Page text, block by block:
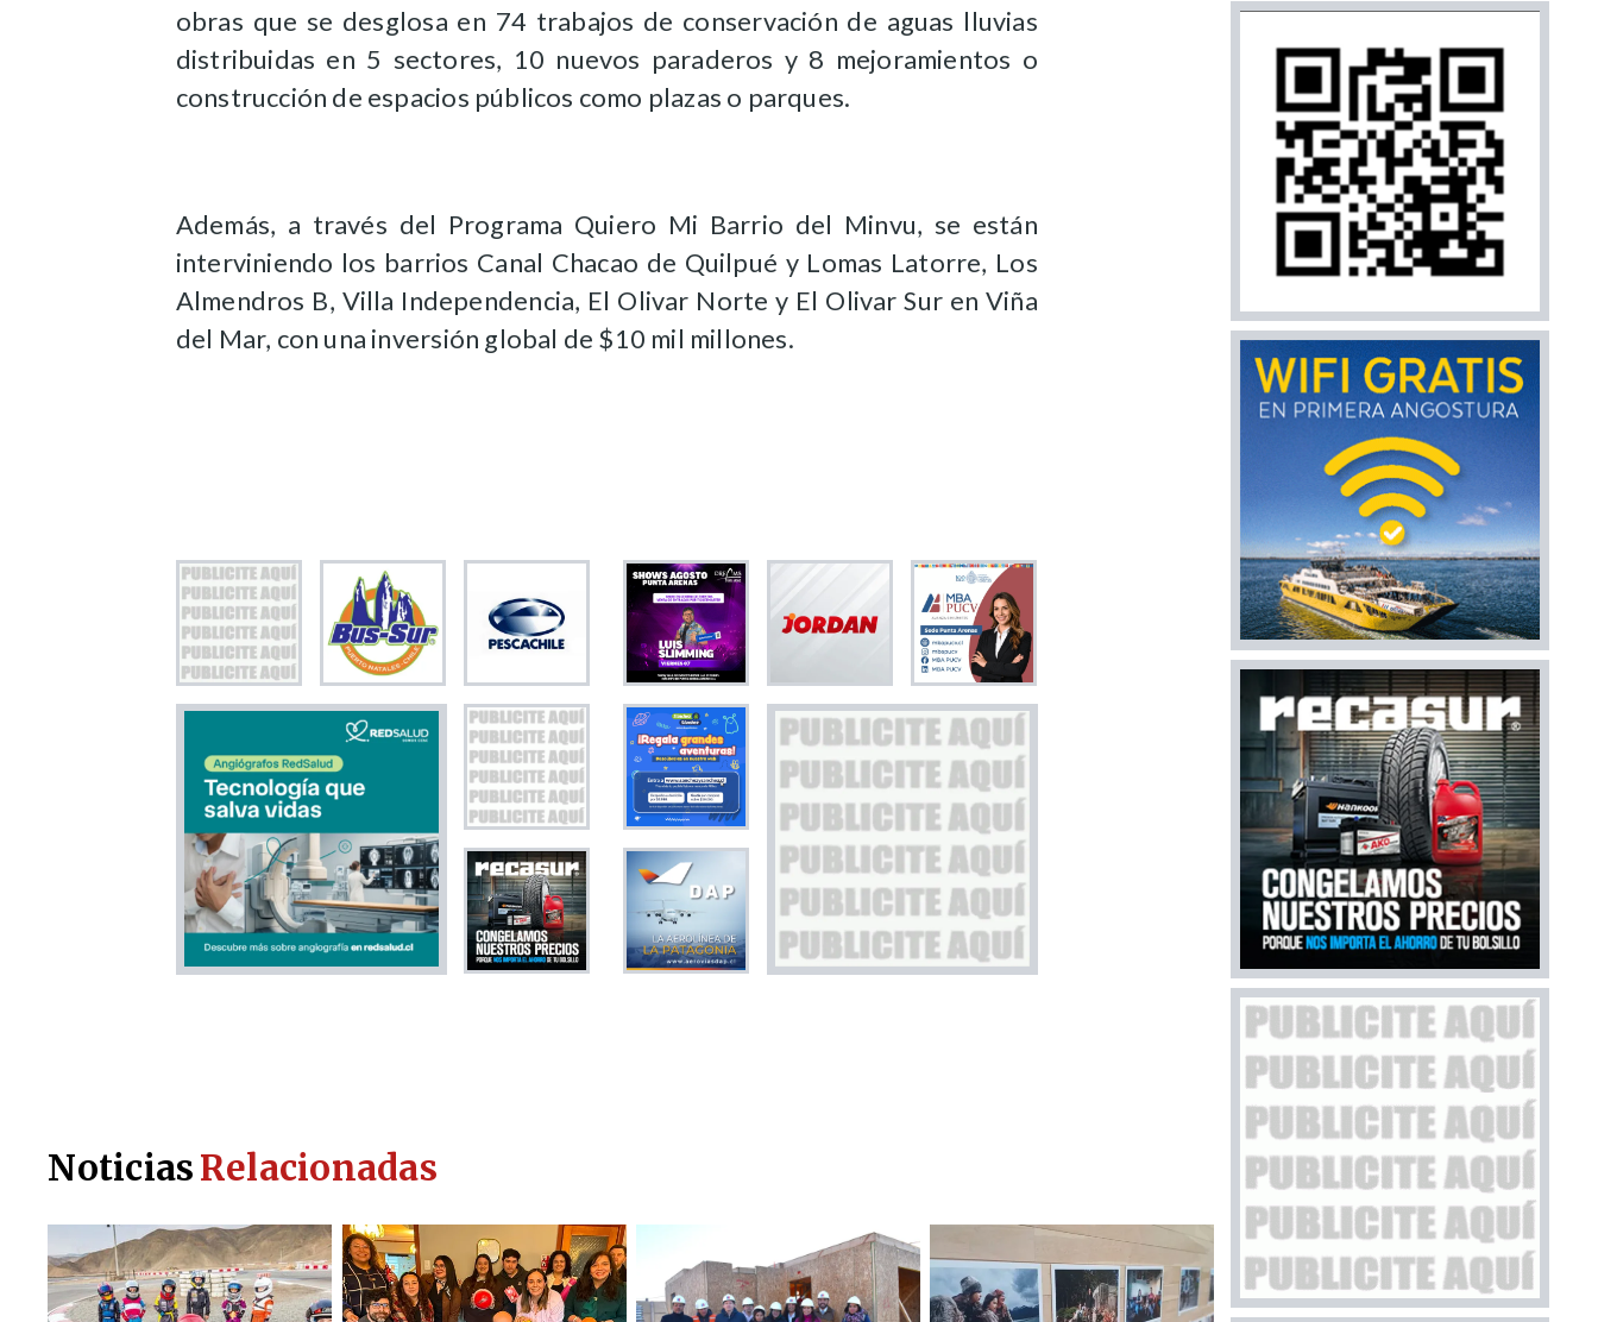
obras que se desglosa en 74 trabajos de conservación de aguas lluvias
distribuidas en 5 sectores, 10 nuevos paraderos y 8 mejoramientos o
construcción de espacios públicos como plazas o parques.
Además, a través del Programa Quiero Mi Barrio del Minvu, se están
interviniendo los barrios Canal Chacao de Quilpué y Lomas Latorre, Los
Almendros B, Villa Independencia, El Olivar Norte y El Olivar Sur en Viña
del Mar, con una inversión global de $10 mil millones.
NoticiasRelacionadas